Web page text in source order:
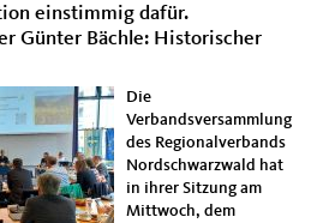
einstimmig dafür.
Günter Bächle: Historischer
Die
Verbandsversammlung
des Regionalverbands
Nordschwarzwald hat
in ihrer Sitzung am
Mittwoch, dem